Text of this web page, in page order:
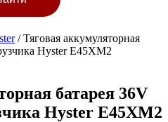
/Тяговая аккумуляторная
Hyster E45XM2
батарея 36V
Hyster E45XM2